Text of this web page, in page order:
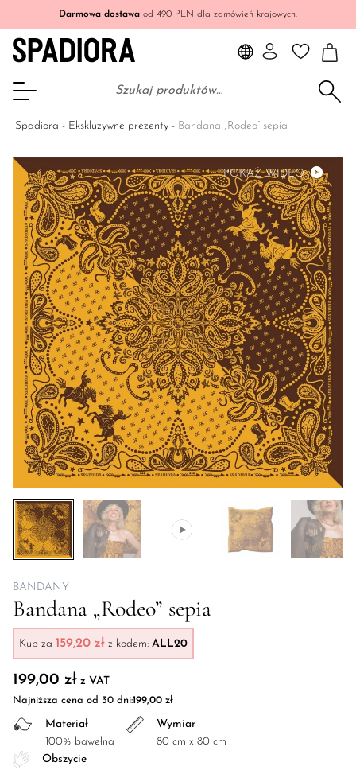
Darmowa dostawa od 490 PLN dla zamówień krajowych.
Szukaj:
Spadiora - Ekskluzywne prezenty - Bandana „Rodeo” sepia
POKAŻ WIDEO
BANDANY
Bandana „Rodeo” sepia
Kup za 159,20 zł z kodem: ALL20
199,00 zł z VAT
Najniższa cena od 30 dni:199,00 zł
Materiał
100% bawełna
Wymiar
80 cm x 80 cm
Obszycie